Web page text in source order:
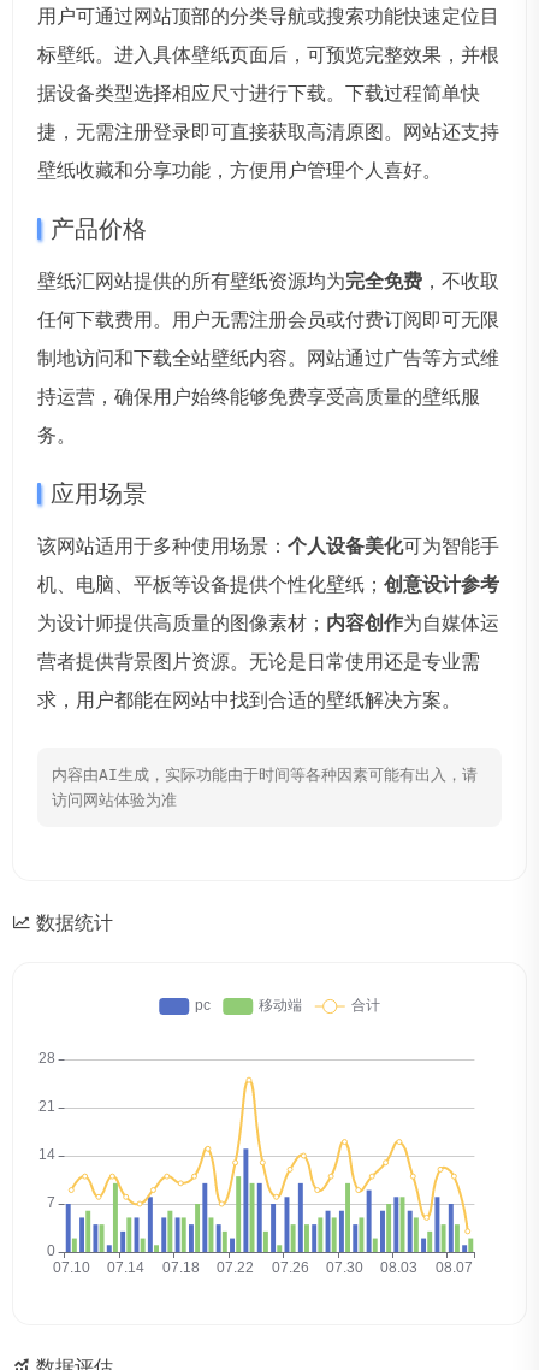
用户可通过网站顶部的分类导航或搜索功能快速定位目
标壁纸。进入具体壁纸页面后，可预览完整效果，并根
据设备类型选择相应尺寸进行下载。下载过程简单快
捷，无需注册登录即可直接获取高清原图。网站还支持
壁纸收藏和分享功能，方便用户管理个人喜好。
产品价格
壁纸汇网站提供的所有壁纸资源均为完全免费 ，不收取
任何下载费用。用户无需注册会员或付费订阅即可无限
制地访问和下载全站壁纸内容。网站通过广告等方式维
持运营，确保用户始终能够免费享受高质量的壁纸服
务。
应用场景
该网站适用于多种使用场景： 个人设备美化可为智能手
机、电脑、平板等设备提供个性化壁纸； 创意设计参考
为设计师提供高质量的图像素材； 内容创作为自媒体运
营者提供背景图片资源。无论是日常使用还是专业需
求，用户都能在网站中找到合适的壁纸解决方案。
内容由AI生成，实际功能由于时间等各种因素可能有出入，请
访问网站体验为准
数据统计